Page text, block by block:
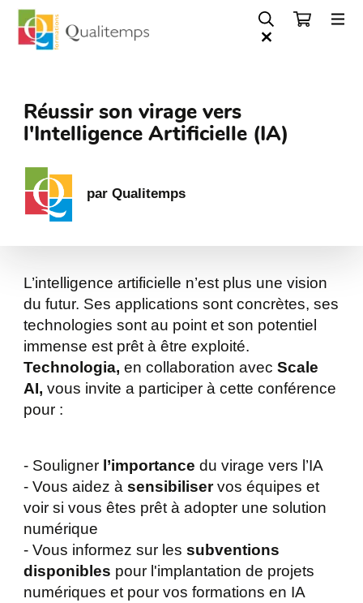
Réussir son virage vers
l'Intelligence Artificielle (IA)
par Qualitemps
L’intelligence artificielle n’est plus une vision
du futur. Ses applications sont concrètes, ses
technologies sont au point et son potentiel
immense est prêt à être exploité.
Technologia, en collaboration avec Scale
AI, vous invite a participer à cette conférence
pour :
- Souligner l’importance du virage vers l’IA
- Vous aidez à sensibiliservos équipes et
voir si vous êtes prêt à adopter une solution
numérique
- Vous informez sur les subventions
disponibles pour l'implantation de projets
numériques et pour vos formations en IA